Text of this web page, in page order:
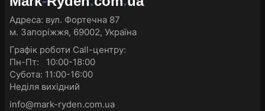
Адреса: вул. Фортечна 87
м. Запоріжжя, 69002, Україна
Графік роботи Call-центру:
Пн-Пт: 10:00-18:00
Субота: 11:00-16:00
Неділя вихідний
info@mark-ryden.com.ua